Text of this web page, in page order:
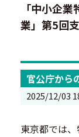
「中小企
業」第5回
官公庁から
2025/12/03
東京都では